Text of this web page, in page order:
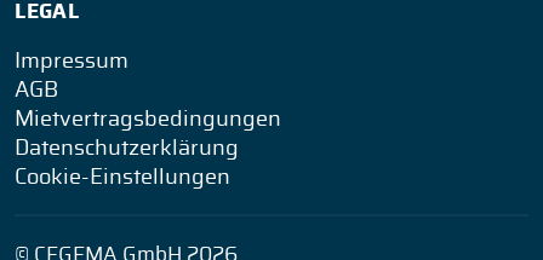
LEGAL
Impressum
AGB
Mietvertragsbedingungen
Datenschutzerklärung
Cookie-Einstellungen
© CEGEMA GmbH 2026